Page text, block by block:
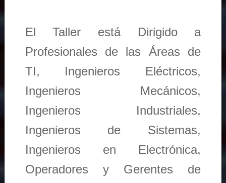
El Taller está Dirigido a
Profesionales de las Áreas de
TI, Ingenieros Eléctricos,
Ingenieros Mecánicos,
Ingenieros Industriales,
Ingenieros de Sistemas,
Ingenieros en Electrónica,
Operadores y Gerentes de